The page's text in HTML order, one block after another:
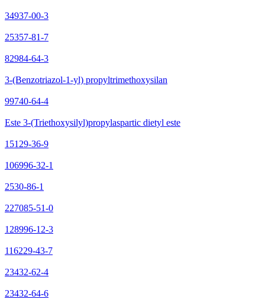
34937-00-3
25357-81-7
82984-64-3
3-(Benzotriazol-1-yl) propyltrimethoxysilan
99740-64-4
Este 3-(Triethoxysilyl)propylaspartic dietyl este
15129-36-9
106996-32-1
2530-86-1
227085-51-0
128996-12-3
116229-43-7
23432-62-4
23432-64-6